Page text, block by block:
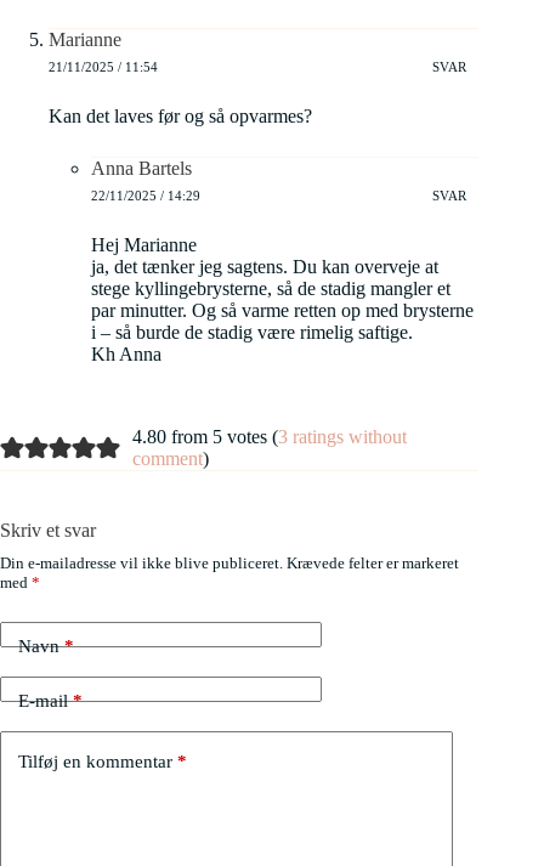
Marianne
21/11/2025 / 11:54 SVAR
Kan det laves før og så opvarmes?
Anna Bartels
22/11/2025 / 14:29 SVAR
Hej Marianne
ja, det tænker jeg sagtens. Du kan overveje at
stege kyllingebrysterne, så de stadig mangler et
par minutter. Og så varme retten op med brysterne
i – så burde de stadig være rimelig saftige.
Kh Anna
4.80 from 5 votes (3 ratings without
comment)
Skriv et svar
Din e-mailadresse vil ikke blive publiceret. Krævede felter er markeret
med *
Navn*
E-mail*
Tilføj en kommentar *